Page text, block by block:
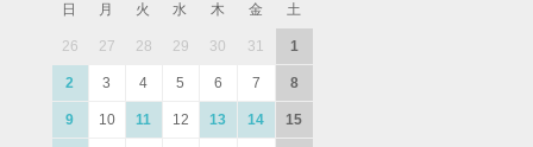
日
月 火 水 木 金 土
26 27 28 29 30 31 1
2 3 4 5 6 7 8
9 10 11 12 13 14 15